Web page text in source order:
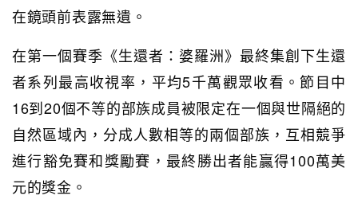
在鏡頭前表露無遺。
在第一個賽季《生還者：婆羅洲》最終集創下生還
者系列最高收視率，平均5千萬觀眾收看。節目中
16到20個不等的部族成員被限定在一個與世隔絕的
自然區域內，分成人數相等的兩個部族，互相競爭
進行豁免賽和獎勵賽，最終勝出者能贏得100萬美
元的獎金。